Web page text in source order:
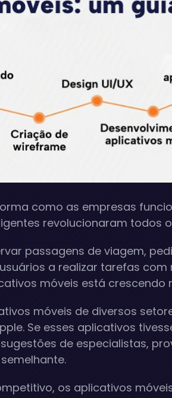
como as empresas
revolucionaram todos
passagens de viagem,
a realizar tarefas
móveis está crescendo
móveis de diversos
Se esses aplicativos
de especialistas,
os aplicativos